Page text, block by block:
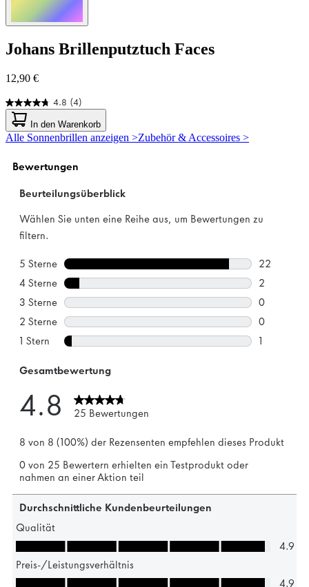
Johans Brillenputztuch Faces
12,90 €
4.8 (4)
4.8
von
5
Sternen.
Bewertungen
In den Warenkorb
Alle Sonnenbrillen anzeigen >Zubehör & Accessoires >